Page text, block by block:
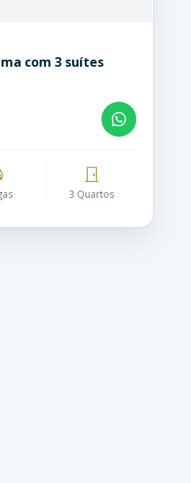
com 3 suítes
3 Quartos